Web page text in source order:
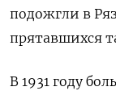
подожгли в
прятавшихся
В 1931 году